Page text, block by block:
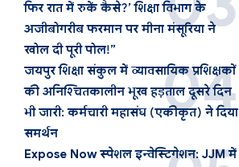
फिर रात में रुकें कैसे?’ शिक्षा विभाग के
अजीबोगरीब फरमान पर मीना मंसूरिया ने
खोल दी पूरी पोल!”
जयपुर शिक्षा संकुल में व्यावसायिक प्रशिक्षकों
की अनिश्चितकालीन भूख हड़ताल दूसरे दिन
भी जारी: कर्मचारी महासंघ (एकीकृत) ने दिया
समर्थन
Expose Now स्पेशल इन्वेस्टिगेशन: JJM में